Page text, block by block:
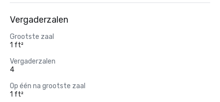
Vergaderzalen
Grootste zaal
1 ft²
Vergaderzalen
4
Op één na grootste zaal
1 ft²